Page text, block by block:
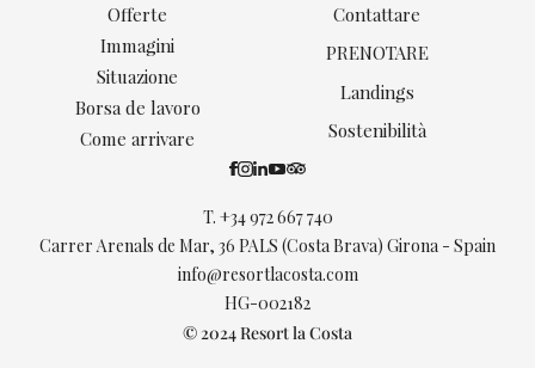
T. +34 972 667 740
Carrer Arenals de Mar, 36 PALS (Costa Brava) Girona - Spain
info@resortlacosta.com
HG-002182
Offerte
Immagini
Situazione
Borsa de lavoro
Come arrivare
Contattare
PRENOTARE
Landings
Sostenibilità
© 2024 Resort la Costa